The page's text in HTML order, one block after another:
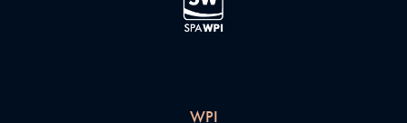
WPI